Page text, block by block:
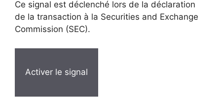
Ce signal est déclenché lors de la déclaration
de la transaction à la Securities and Exchange
Commission (SEC).
Activer le signal